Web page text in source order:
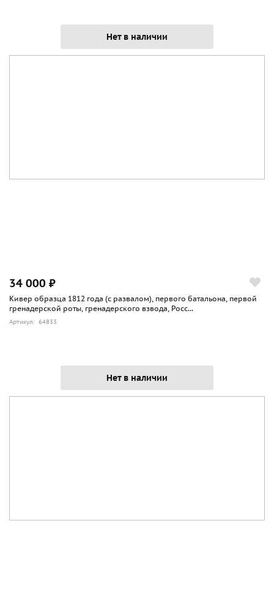
Нет в наличии
34 000 ₽
Кивер образца 1812 года (с развалом), первого батальона, первой
гренадерской роты, гренадерского взвода, Росс...
Артикул: 64833
Нет в наличии